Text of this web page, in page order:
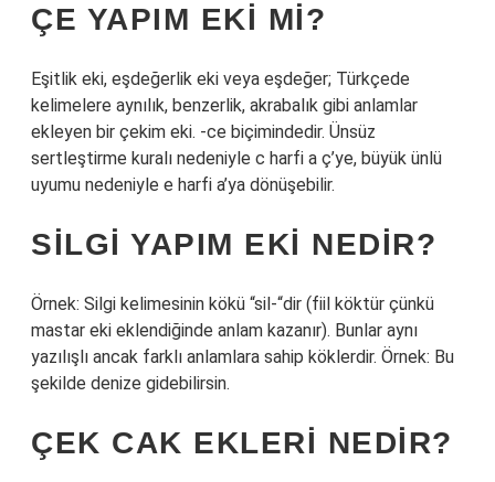
ÇE YAPIM EKI MI?
Eşitlik eki, eşdeğerlik eki veya eşdeğer; Türkçede
kelimelere aynılık, benzerlik, akrabalık gibi anlamlar
ekleyen bir çekim eki. -ce biçimindedir. Ünsüz
sertleştirme kuralı nedeniyle c harfi a ç’ye, büyük ünlü
uyumu nedeniyle e harfi a’ya dönüşebilir.
SILGI YAPIM EKI NEDIR?
Örnek: Silgi kelimesinin kökü “sil-“dir (fiil köktür çünkü
mastar eki eklendiğinde anlam kazanır). Bunlar aynı
yazılışlı ancak farklı anlamlara sahip köklerdir. Örnek: Bu
şekilde denize gidebilirsin.
ÇEK CAK EKLERI NEDIR?